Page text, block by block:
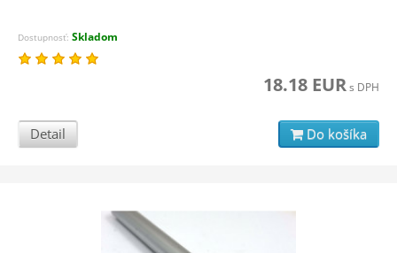
Dostupnosť: Skladom
18.18 EURs DPH
Detail Do košíka